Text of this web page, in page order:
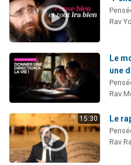
Rav
Le
une
Rav
15:30 Le
Rav